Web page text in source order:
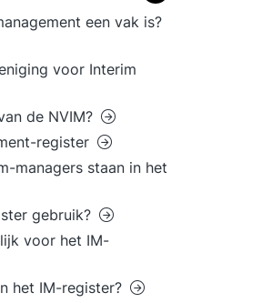
een vak is?
voor Interim
de NVIM?
register
managers staan in het
gebruik?
voor het IM-
het IM-register?